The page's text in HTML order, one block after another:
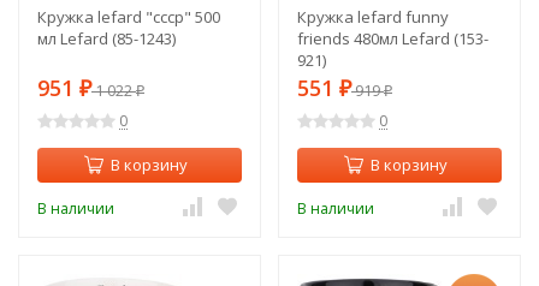
Кружка lefard "ссср" 500
мл Lefard (85-1243)
951 ₽1 022₽
0
В корзину
В наличии
Кружка lefard funny
friends 480мл Lefard (153-
921)
551 ₽919₽
0
В корзину
В наличии